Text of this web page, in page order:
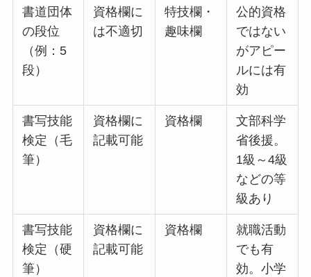
書道団体
の段位
（例：5
段）
資格欄に
は不適切
特技欄・
趣味欄
公的資格
ではない
がアピー
ルには有
効
書写技能
検定（毛
筆）
資格欄に
記載可能
資格欄
文部科学
省後援。
1級～4級
などの等
級あり
書写技能
検定（硬
筆）
資格欄に
記載可能
資格欄
就職活動
でも有
効。小学